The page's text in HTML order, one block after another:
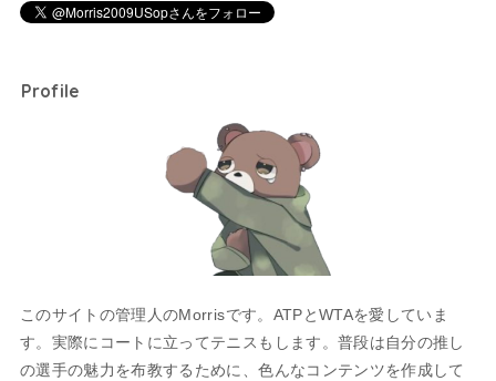
Profile
このサイトの管理人のMorrisです。ATPとWTAを愛していま
す。実際にコートに立ってテニスもします。普段は自分の推し
の選手の魅力を布教するために、色んなコンテンツを作成して